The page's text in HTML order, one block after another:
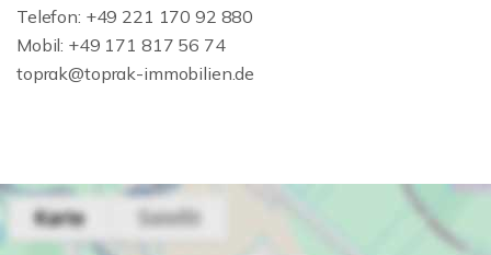
Telefon: +49 221 170 92 880
Mobil: +49 171 817 56 74
toprak@toprak-immobilien.de